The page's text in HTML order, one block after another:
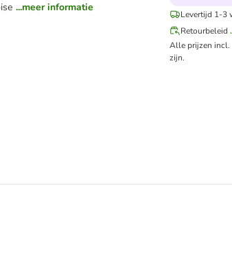
...meer informatie
Levertijd 1-3
Retourbeleid
Alle prijzen incl.
zijn.